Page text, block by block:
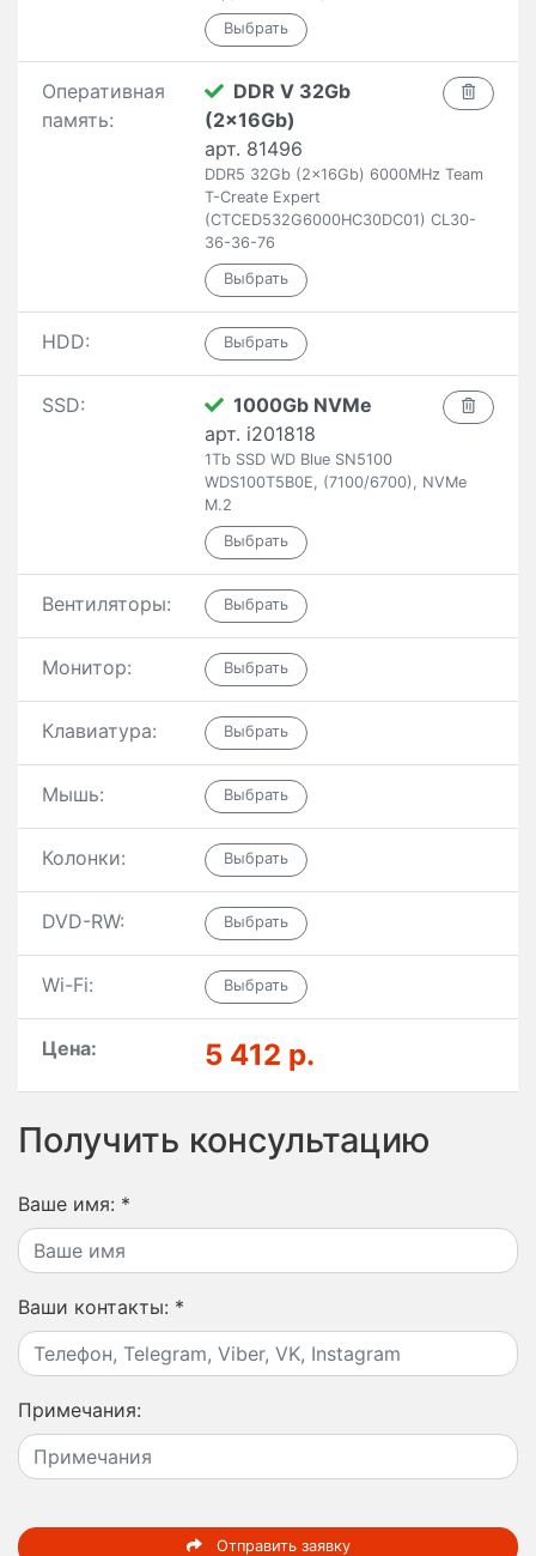
Оперативная
память:
DDR V 32Gb
(2x16Gb)
арт. 81496
DDR5 32Gb (2x16Gb) 6000MHz Team
T-Create Expert
(CTCED532G6000HC30DC01) CL30-
36-36-76
HDD:
SSD:
1000Gb NVMe
арт. i201818
1Tb SSD WD Blue SN5100
WDS100T5B0E, (7100/6700), NVMe
M.2
Вентиляторы:
Монитор:
Клавиатура:
Мышь:
Колонки:
DVD-RW:
Wi-Fi:
Цена: 5 412 р.
Получить консультацию
Ваше имя: *
Ваши контакты: *
Примечания:
Отправить заявку